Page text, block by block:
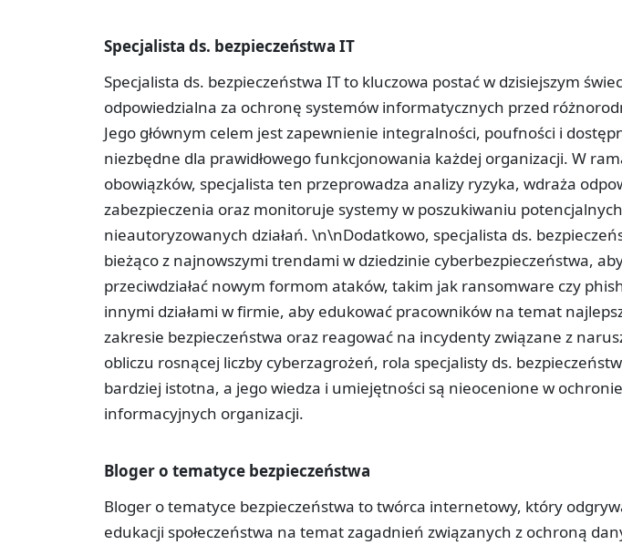
Specjalista ds. bezpieczeństwa IT
Specjalista ds. bezpieczeństwa IT to kluczowa postać w dzisiejszym
odpowiedzialna za ochronę systemów informatycznych przed
Jego głównym celem jest zapewnienie integralności, poufności i
niezbędne dla prawidłowego funkcjonowania każdej organizacji. W
obowiązków, specjalista ten przeprowadza analizy ryzyka, wdraża
zabezpieczenia oraz monitoruje systemy w poszukiwaniu
nieautoryzowanych działań. \n\nDodatkowo, specjalista ds.
bieżąco z najnowszymi trendami w dziedzinie cyberbezpieczeństwa,
przeciwdziałać nowym formom ataków, takim jak ransomware czy
innymi działami w firmie, aby edukować pracowników na temat
zakresie bezpieczeństwa oraz reagować na incydenty związane z
obliczu rosnącej liczby cyberzagrożeń, rola specjalisty ds.
bardziej istotna, a jego wiedza i umiejętności są nieocenione w
informacyjnych organizacji.
Bloger o tematyce bezpieczeństwa
Bloger o tematyce bezpieczeństwa to twórca internetowy, który
edukacji społeczeństwa na temat zagadnień związanych z ochroną